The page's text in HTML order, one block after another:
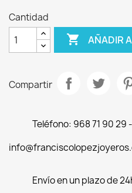
Cantidad
 AÑADIR
Compartir
Teléfono: 968 71 90 29
Envío en un plazo de